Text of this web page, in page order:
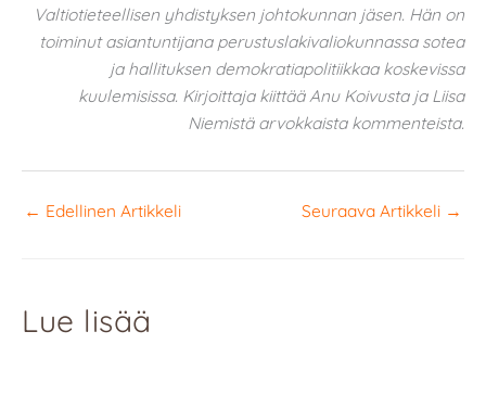
Valtiotieteellisen yhdistyksen johtokunnan jäsen. Hän on
toiminut asiantuntijana perustuslakivaliokunnassa sotea
ja hallituksen demokratiapolitiikkaa koskevissa
kuulemisissa. Kirjoittaja kiittää Anu Koivusta ja Liisa
Niemistä arvokkaista kommenteista.
← Edellinen Artikkeli Seuraava Artikkeli →
Lue lisää